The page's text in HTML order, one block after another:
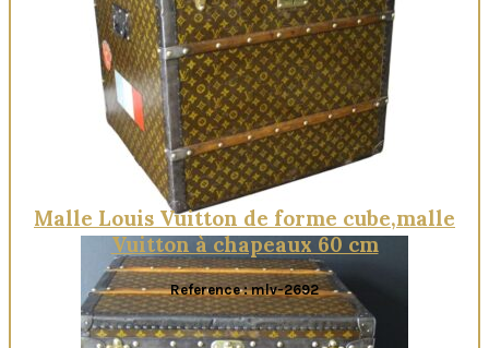
Quick View
Malle Louis Vuitton de forme cube,malle
Vuitton à chapeaux 60 cm
Reference : mlv-2692